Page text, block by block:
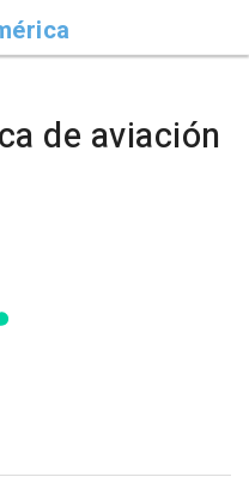
de aviación